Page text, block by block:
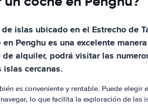
islas ubicado en el Estrecho de
Penghu es una excelente
alquiler, podrá visitar las
islas cercanas.
es conveniente y rentable. Puede
lo que facilita la exploración de